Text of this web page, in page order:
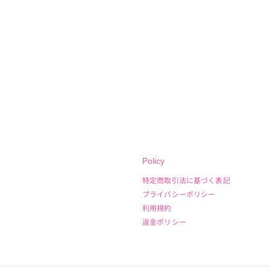
Policy
特定商取引法に基づく表記
プライバシーポリシー
利用規約
返金ポリシー